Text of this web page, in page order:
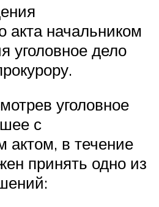
акта начальником
уголовное дело
уголовное
с
актом, в течение
принять одно из